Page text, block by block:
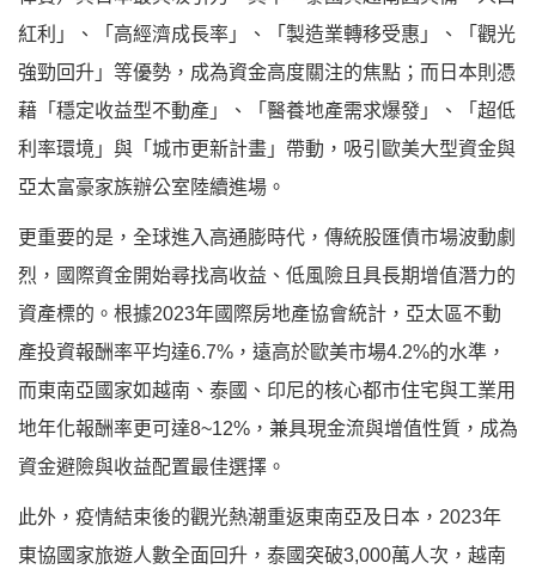
紅利」、「高經濟成長率」、「製造業轉移受惠」、「觀光
強勁回升」等優勢，成為資金高度關注的焦點；而日本則憑
藉「穩定收益型不動產」、「醫養地產需求爆發」、「超低
利率環境」與「城市更新計畫」帶動，吸引歐美大型資金與
亞太富豪家族辦公室陸續進場。
更重要的是，全球進入高通膨時代，傳統股匯債市場波動劇
烈，國際資金開始尋找高收益、低風險且具長期增值潛力的
資產標的。根據2023年國際房地產協會統計，亞太區不動
產投資報酬率平均達6.7%，遠高於歐美市場4.2%的水準，
而東南亞國家如越南、泰國、印尼的核心都市住宅與工業用
地年化報酬率更可達8~12%，兼具現金流與增值性質，成為
資金避險與收益配置最佳選擇。
此外，疫情結束後的觀光熱潮重返東南亞及日本，2023年
東協國家旅遊人數全面回升，泰國突破3,000萬人次，越南